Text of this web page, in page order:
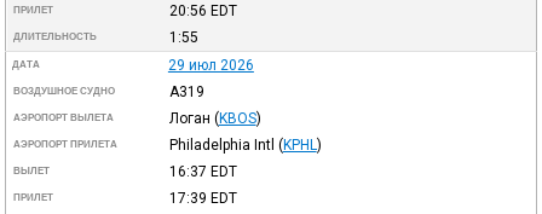
ПРИЛЕТ 20:56 EDT
ДЛИТЕЛЬНОСТЬ 1:55
ДАТА 29 июл 2026
ВОЗДУШНОЕ СУДНО A319
АЭРОПОРТ ВЫЛЕТА Логан (KBOS)
АЭРОПОРТ ПРИЛЕТА Philadelphia Intl (KPHL )
ВЫЛЕТ 16:37 EDT
ПРИЛЕТ 17:39 EDT